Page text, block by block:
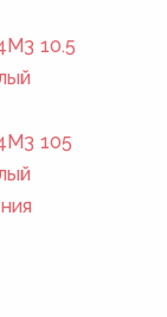
10.5
105